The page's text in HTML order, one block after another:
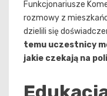
Funkcjonariusze
rozmowy z
dzielili się
temu uczestnicy
jakie czekają na